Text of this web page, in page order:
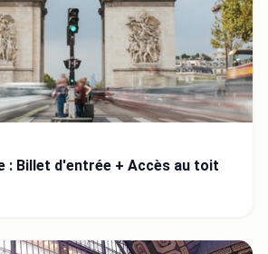
: Billet d'entrée + Accès au toit